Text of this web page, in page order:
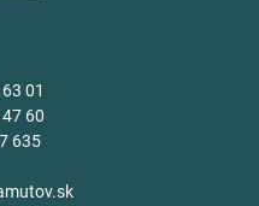
01
60
635